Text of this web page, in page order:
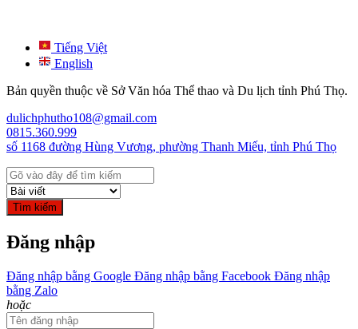
Tiếng Việt
English
Bản quyền thuộc về Sở Văn hóa Thể thao và Du lịch tỉnh Phú Thọ.
dulichphutho108@gmail.com
0815.360.999
số 1168 đường Hùng Vương, phường Thanh Miếu, tỉnh Phú Thọ
Tìm kiếm
Đăng nhập
Đăng nhập bằng Google Đăng nhập bằng Facebook Đăng nhập
bằng Zalo
hoặc